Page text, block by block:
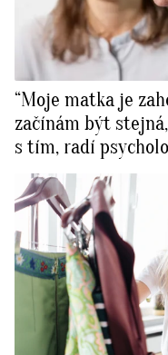
“Moje matka je
začínám být
s tím, radí